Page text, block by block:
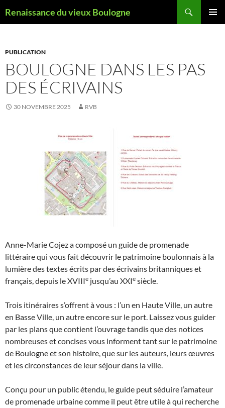
auRenaissance du vieux Boulogne
PUBLICATION
BOULOGNE DANS LES PAS
DES ÉCRIVAINS
30 NOVEMBRE 2025 RVB
Anne-Marie Cojez a composé un guide de promenade
littéraire qui vous fait découvrir le patrimoine boulonnais à la
lumière des textes écrits par des écrivains britanniques et
français, depuis le XVIIIe jusqu’au XXIe siècle.
Trois itinéraires s’offrent à vous : l’un en Haute Ville, un autre
en Basse Ville, un autre encore sur le port. Laissez vous guider
par les plans que contient l’ouvrage tandis que des notices
nombreuses et concises vous informent tant sur le patrimoine
de Boulogne et son histoire, que sur les auteurs, leurs œuvres
et les circonstances de leur séjour dans la ville.
Conçu pour un public étendu, le guide peut séduire l’amateur
de promenade urbaine comme il peut être utile à qui recherche